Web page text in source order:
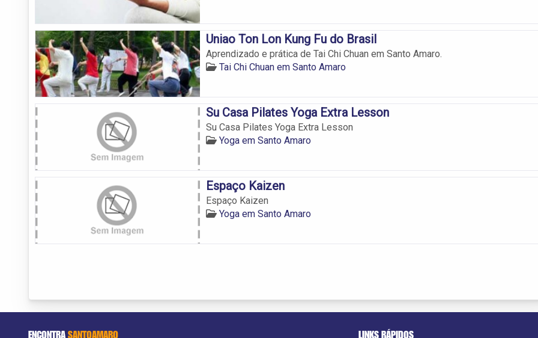
Uniao Ton Lon Kung Fu do Brasil
Aprendizado e prática de Tai Chi Chuan em Santo Amaro.
Tai Chi Chuan em Santo Amaro
Su Casa Pilates Yoga Extra Lesson
Su Casa Pilates Yoga Extra Lesson
Yoga em Santo Amaro
Espaço Kaizen
Espaço Kaizen
Yoga em Santo Amaro
ENCONTRASANTOAMARO LINKS RÁPIDOS